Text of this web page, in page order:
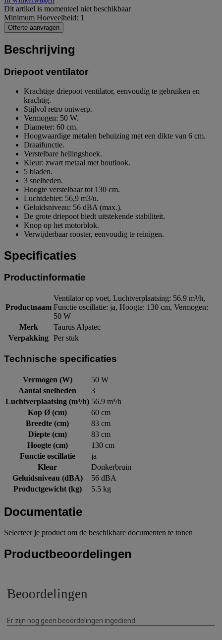
Dit artikel is momenteel niet beschikbaar
Minimum Hoeveelheid: 1
Offerte aanvragen
Beschrijving
Driepoot ventilator
Krachtige driepoot ventilator, eenvoudig te gebruiken en
krachtig.
Stijlvol retro ontwerp.
Vermogen: 50 W.
Diameter: 60 cm.
Hoogwaardige metalen behuizing met een dikte van 6 cm.
Draaifunctie.
Verstelbare hellingshoek.
Kleur: zwart metaal met houtlook.
5 bladen.
3 snelheden.
Hoogte verstelbaar tot 130 cm.
Luchtdebiet: 56,9 m3/u.
Geluidsniveau: 56 dBA (max.).
De grote driepoot biedt uitstekende stabiliteit.
Knop op het motorblok.
Verwijderbaar rooster, eenvoudig te reinigen.
Specificaties
Productinformatie
Productnaam
Ventilator op voet, Luchtverplaatsing: 56.9 m³/h,
Functie oscillatie: ja, Hoogte: 130 cm, Vermogen:
50 W
Merk
Taurus Alpatec
Verpakking Per stuk
Technische specificaties
Vermogen (W)
50 W
Aantal snelheden
3
Luchtverplaatsing (m³/h) 56.9 m³/h
Kop Ø (cm)
60 cm
Breedte (cm)
83 cm
Diepte (cm)
83 cm
Hoogte (cm)
130 cm
Functie oscillatie
ja
Kleur
Donkerbruin
Geluidsniveau (dBA)
56 dBA
Productgewicht (kg)
5.5 kg
Documentatie
Selecteer je product om de beschikbare documenten te tonen
Productbeoordelingen